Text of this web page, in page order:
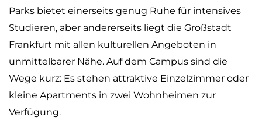
Parks bietet einerseits genug Ruhe für intensives
Studieren, aber andererseits liegt die Großstadt
Frankfurt mit allen kulturellen Angeboten in
unmittelbarer Nähe. Auf dem Campus sind die
Wege kurz: Es stehen attraktive Einzelzimmer oder
kleine Apartments in zwei Wohnheimen zur
Verfügung.